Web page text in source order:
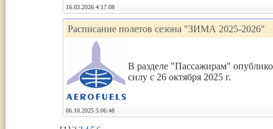
16.03.2026 4:17:08
Расписание полетов сезона "ЗИМА 2025-2026"
В разделе "Пассажирам"
силу с 26 октября 2025 г.
06.10.2025 5:06:48